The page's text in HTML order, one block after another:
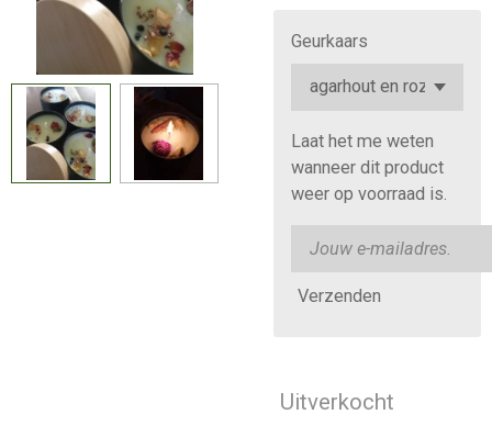
Geurkaars
Laat het me weten
wanneer dit product
weer op voorraad is.
Verzenden
Uitverkocht